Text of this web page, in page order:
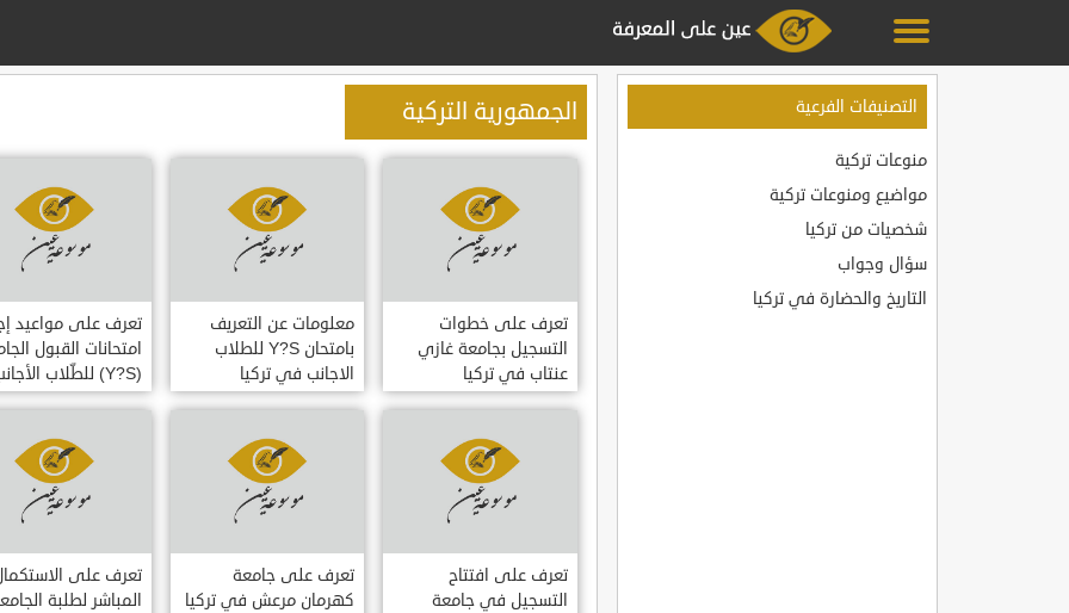
التصنيفات الفرعية
منوعات تركية
مواضيع ومنوعات تركية
شخصيات من تركيا
سؤال وجواب
التاريخ والحضارة في تركيا
الجمهورية التركية
تعرف على خطوات
التسجيل بجامعة غازي
عنتاب في تركيا
معلومات عن التعريف
بامتحان Y?S للطلاب
الاجانب في تركيا
تعرف على مواعيد
امتحانات القبول
(Y?S) للطّلاب الأجانب
تعرف على افتتاح
التسجيل في جامعة
تعرف على جامعة
كهرمان مرعش في تركيا
تعرف على
المباشر لطلبة